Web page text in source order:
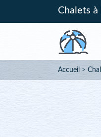
Chalets
Accueil